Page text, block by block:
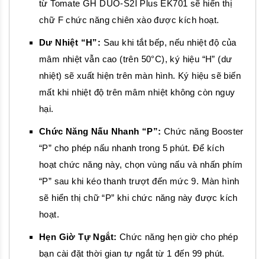
từ Tomate GH DUO-S2I Plus EK701 sẽ hiển thị
chữ F chức năng chiên xào được kích hoạt.
Dư Nhiệt “H”: Sau khi tắt bếp, nếu nhiệt độ của
mâm nhiệt vẫn cao (trên 50°C), ký hiệu “H” (dư
nhiệt) sẽ xuất hiện trên màn hình. Ký hiệu sẽ biến
mất khi nhiệt độ trên mâm nhiệt không còn nguy
hại.
Chức Năng Nấu Nhanh “P”: Chức năng Booster
“P” cho phép nấu nhanh trong 5 phút. Để kích
hoạt chức năng này, chọn vùng nấu và nhấn phím
“P” sau khi kéo thanh trượt đến mức 9. Màn hình
sẽ hiển thị chữ “P” khi chức năng này được kích
hoạt.
Hẹn Giờ Tự Ngắt: Chức năng hẹn giờ cho phép
bạn cài đặt thời gian tự ngắt từ 1 đến 99 phút.